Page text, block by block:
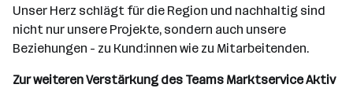
Unser Herz schlägt für die Region und nachhaltig sind
nicht nur unsere Projekte, sondern auch unsere
Beziehungen - zu Kund:innen wie zu Mitarbeitenden.
Zur weiteren Verstärkung des Teams Marktservice Aktiv